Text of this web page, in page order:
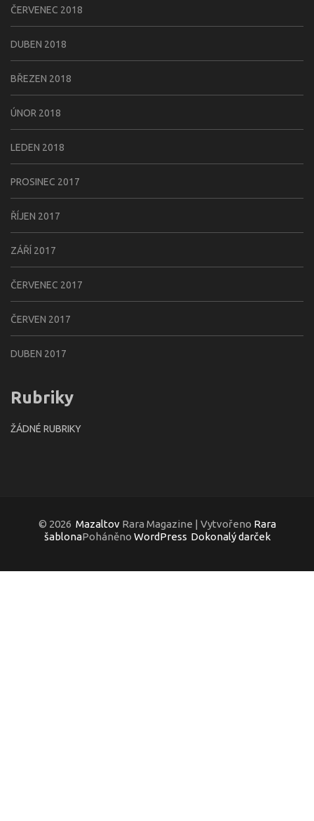
ČERVENEC 2018
DUBEN 2018
BŘEZEN 2018
ÚNOR 2018
LEDEN 2018
PROSINEC 2017
ŘÍJEN 2017
ZÁŘÍ 2017
ČERVENEC 2017
ČERVEN 2017
DUBEN 2017
Rubriky
ŽÁDNÉ RUBRIKY
© 2026 MazaltovRara Magazine | Vytvořeno Rara
šablonaPoháněno WordPress Dokonalý darček